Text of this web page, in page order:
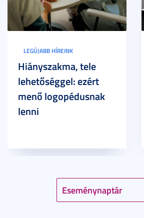
Eseménynaptár
LEGÚJABB HÍREINK
Hiányszakma, tele
lehetőséggel: ezért
menő logopédusnak
lenni